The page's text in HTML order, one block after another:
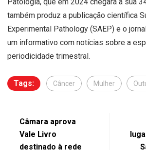
também produz a publicação científica
Experimental Pathology (SAEP) e o
um informativo com notícias sobre a
periodicidade trimestral.
Tags: Câncer Mulher
Câmara aprova
Vale Livro
destinado à rede